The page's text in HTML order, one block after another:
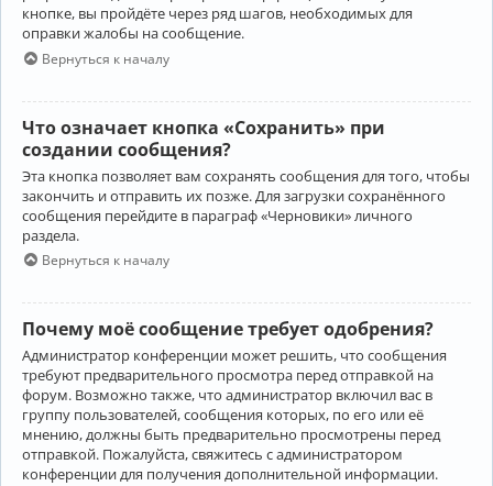
кнопке, вы пройдёте через ряд шагов, необходимых для
оправки жалобы на сообщение.
Вернуться к началу
Что означает кнопка «Сохранить» при
создании сообщения?
Эта кнопка позволяет вам сохранять сообщения для того, чтобы
закончить и отправить их позже. Для загрузки сохранённого
сообщения перейдите в параграф «Черновики» личного
раздела.
Вернуться к началу
Почему моё сообщение требует одобрения?
Администратор конференции может решить, что сообщения
требуют предварительного просмотра перед отправкой на
форум. Возможно также, что администратор включил вас в
группу пользователей, сообщения которых, по его или её
мнению, должны быть предварительно просмотрены перед
отправкой. Пожалуйста, свяжитесь с администратором
конференции для получения дополнительной информации.